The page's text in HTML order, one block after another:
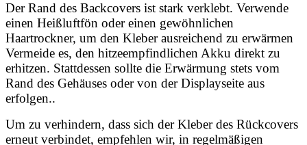
Der Rand des Backcovers ist stark verklebt. Verwende
einen Heißluftfön oder einen gewöhnlichen
Haartrockner, um den Kleber ausreichend zu erwärmen
Vermeide es, den hitzeempfindlichen Akku direkt zu
erhitzen. Stattdessen sollte die Erwärmung stets vom
Rand des Gehäuses oder von der Displayseite aus
erfolgen..
Um zu verhindern, dass sich der Kleber des Rückcovers
erneut verbindet, empfehlen wir, in regelmäßigen